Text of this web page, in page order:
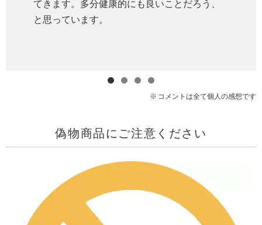
てきます。多分健康的にも良いことだろう、
と思っています。
コメントは全て個人の感想です
偽物商品にご注意ください